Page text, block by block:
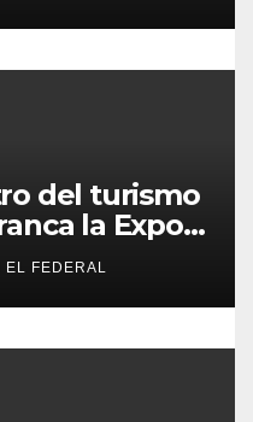
del turismo
la Expo
la
en un
en La
FEDERAL